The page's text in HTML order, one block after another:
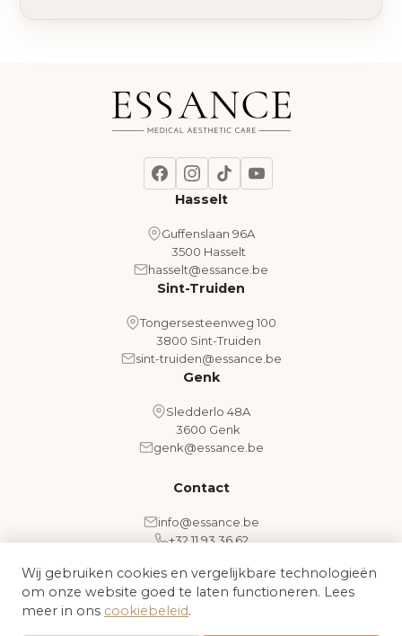
Hasselt
Guffenslaan 96A
3500 Hasselt
hasselt@essance.be
Sint-Truiden
Tongersesteenweg 100
3800 Sint-Truiden
sint-truiden@essance.be
Genk
Sledderlo 48A
3600 Genk
genk@essance.be
Contact
info@essance.be
+32 11 93 36 62
Algemene voorwaarden
Wij gebruiken cookies en vergelijkbare technologieën
om onze website goed te laten functioneren. Lees
meer in ons cookiebeleid.